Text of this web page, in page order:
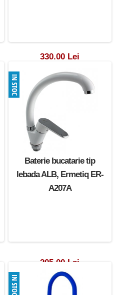
330.00 Lei
Baterie bucatarie tip
lebada ALB, Ermetiq ER-
A207A
205.00 Lei